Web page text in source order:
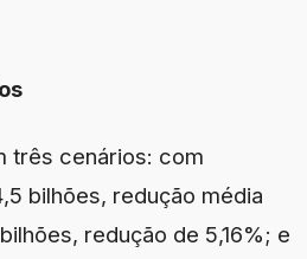
três cenários: com
bilhões, redução média
redução de 5,16%; e